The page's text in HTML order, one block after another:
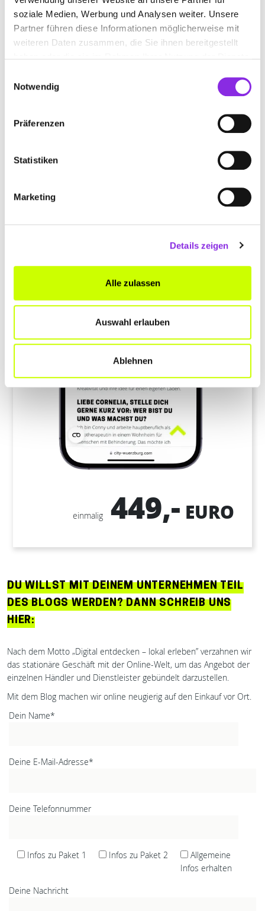
soziale Medien, Werbung und Analysen weiter. Unsere
Partner führen diese Informationen möglicherweise mit
weiteren Daten zusammen, die Sie ihnen bereitgestellt
Notwendig
Präferenzen
Statistiken
Marketing
Details zeigen
Alle zulassen
Auswahl erlauben
Ablehnen
Du erhältst eine Profilseite auf dem Blog
Wir erstellen einen individuellen Blogbeitrag über
Dein Unternehmen
Profilseite und im Blog.
perfekt zu Deinem Unternehmen passt
online und sorgt für nachhaltige Aufmerksamkeit.
einmalig 449,- EURO
DU WILLST MIT DEINEM UNTERNEHMEN TEIL
DES BLOGS WERDEN? DANN SCHREIB UNS
HIER:
Nach dem Motto „Digital entdecken – lokal erleben” verzahnen wir
das stationäre Geschäft mit der Online-Welt, um das Angebot der
einzelnen Händler und Dienstleister gebündelt darzustellen.
Mit dem Blog machen wir online neugierig auf den Einkauf vor Ort.
Dein Name*
Deine E-Mail-Adresse*
Deine Telefonnummer
Infos zu Paket 1 Infos zu Paket 2
Allgemeine
Infos erhalten
Deine Nachricht